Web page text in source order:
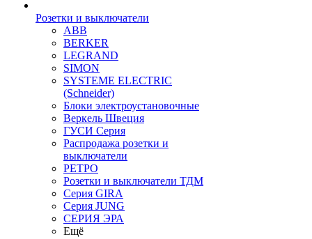
Розетки и выключатели
ABB
BERKER
LEGRAND
SIMON
SYSTEME ELECTRIC
(Schneider)
Блоки электроустановочные
Веркель Швеция
ГУСИ Серия
Распродажа розетки и
выключатели
РЕТРО
Розетки и выключатели ТДМ
Серия GIRA
Серия JUNG
СЕРИЯ ЭРА
Ещё